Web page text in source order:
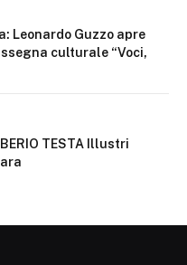
Leonardo Guzzo apre
culturale “Voci,
TESTA Illustri